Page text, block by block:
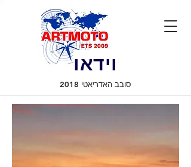
וידאו
סובב האדריאטי 2018